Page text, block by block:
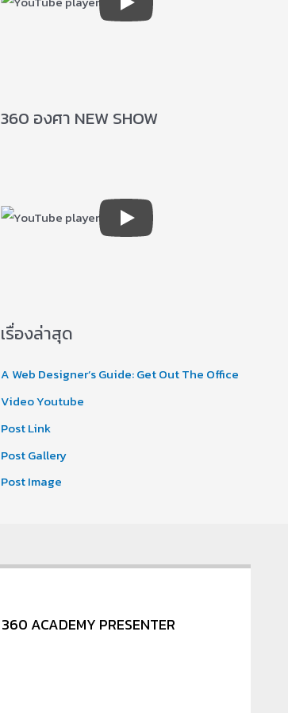
360 องศา NEW SHOW
เรื่องล่าสุด
A Web Designer’s Guide: Get Out The Office
Video Youtube
Post Link
Post Gallery
Post Image
360 ACADEMY PRESENTER